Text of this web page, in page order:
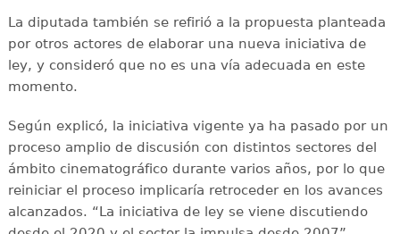
La diputada también se refirió a la propuesta planteada
por otros actores de elaborar una nueva iniciativa de
ley, y consideró que no es una vía adecuada en este
momento.
Según explicó, la iniciativa vigente ya ha pasado por un
proceso amplio de discusión con distintos sectores del
ámbito cinematográfico durante varios años, por lo que
reiniciar el proceso implicaría retroceder en los avances
alcanzados. “La iniciativa de ley se viene discutiendo